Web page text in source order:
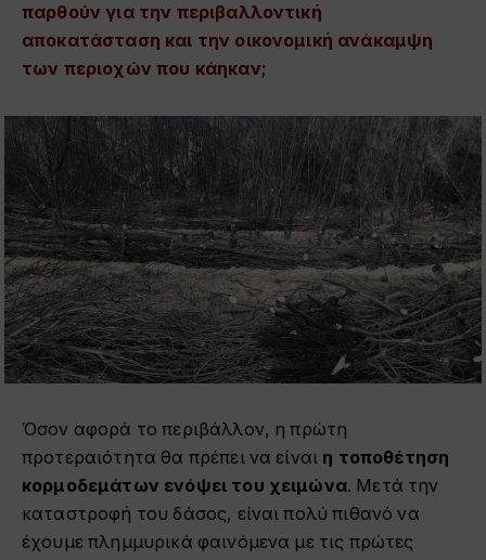
παρθούν για την περιβαλλοντική
αποκατάσταση και την οικονομική ανάκαμψη
των περιοχών που κάηκαν;
Όσον αφορά το περιβάλλον, η πρώτη
προτεραιότητα θα πρέπει να είναι η τοποθέτηση
κορμοδεμάτων ενόψει του χειμώνα. Μετά την
καταστροφή του δάσος, είναι πολύ πιθανό να
έχουμε πλημμυρικά φαινόμενα με τις πρώτες